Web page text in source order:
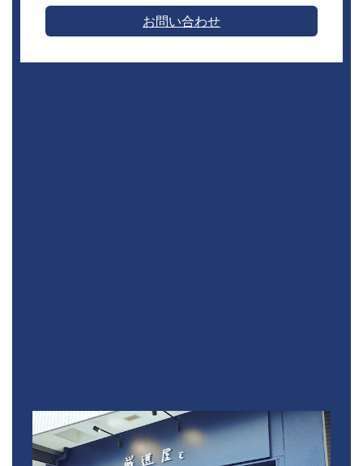
お問い合わせ